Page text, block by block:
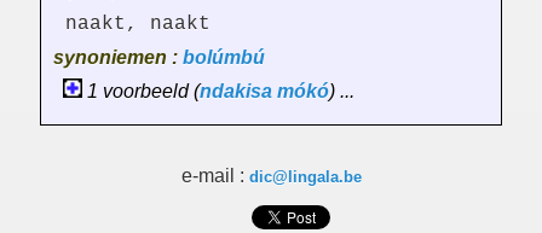
naakt, naakt
synoniemen : bolúmbú
1 voorbeeld (ndakisa mókó) ...
e-mail : dic@lingala.be